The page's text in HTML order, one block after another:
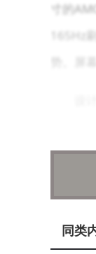
寸的
165Hz
势。
组内
流动光
度。
组合，
同类